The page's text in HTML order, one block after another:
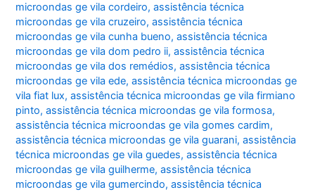
microondas ge vila cordeiro,assistência técnica
microondas ge vila cruzeiro,assistência técnica
microondas ge vila cunha bueno,assistência técnica
microondas ge vila dom pedro ii,assistência técnica
microondas ge vila dos remédios,assistência técnica
microondas ge vila ede,assistência técnica microondas ge
vila fiat lux,assistência técnica microondas ge vila firmiano
pinto,assistência técnica microondas ge vila formosa,
assistência técnica microondas ge vila gomes cardim,
assistência técnica microondas ge vila guarani,assistência
técnica microondas ge vila guedes,assistência técnica
microondas ge vila guilherme,assistência técnica
microondas ge vila gumercindo,assistência técnica